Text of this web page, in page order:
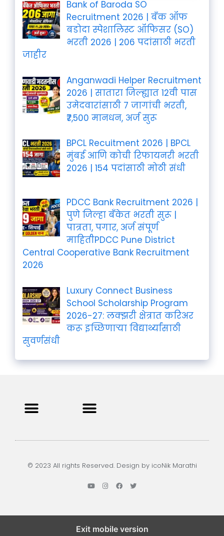
Bank of Baroda SO
Recruitment 2026 | बँक ऑफ
बडोदा स्पेशालिस्ट ऑफिसर (SO)
भरती 2026 | 206 पदांसाठी भरती
जाहीर
Anganwadi Helper Recruitment
2026 | सातारा जिल्ह्यात 12वी पास
उमेदवारांसाठी 7 जागांची भरती,
₹7,500 मानधन, अर्ज सुरू
BPCL Recuitment 2026 | BPCL
मुंबई आणि कोची रिफायनरी भरती
2026 | 154 पदांसाठी मोठी संधी
PDCC Bank Recruitment 2026 |
पुणे जिल्हा बँकेत भरती सुरू |
पात्रता, पगार, अर्ज संपूर्ण
माहितीPDCC Pune District
Central Cooperative Bank Recruitment
2026
Luxury Connect Business
School Scholarship Program
2026-27: लक्झरी क्षेत्रात करिअर
करू इच्छिणाऱ्या विद्यार्थ्यांसाठी
सुवर्णसंधी
© 2023 All rights Reserved. Design by icoNik Marathi
Exit mobile version